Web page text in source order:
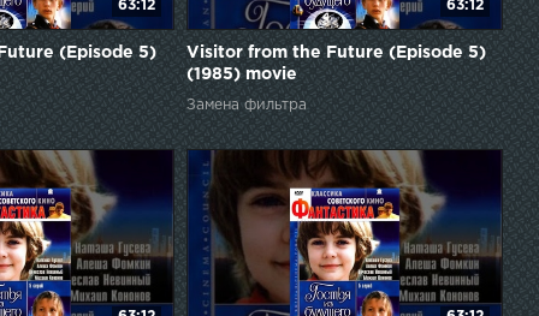
63:12
(Episode 5)
63:12
Visitor from the Future (Episode 5)
(1985) movie
Замена фильтра